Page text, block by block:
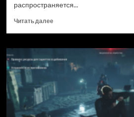
распространяется...
Читать далееПрочитать
Новый
браузер
помогает
ботам
обходить
антибот-
защиту